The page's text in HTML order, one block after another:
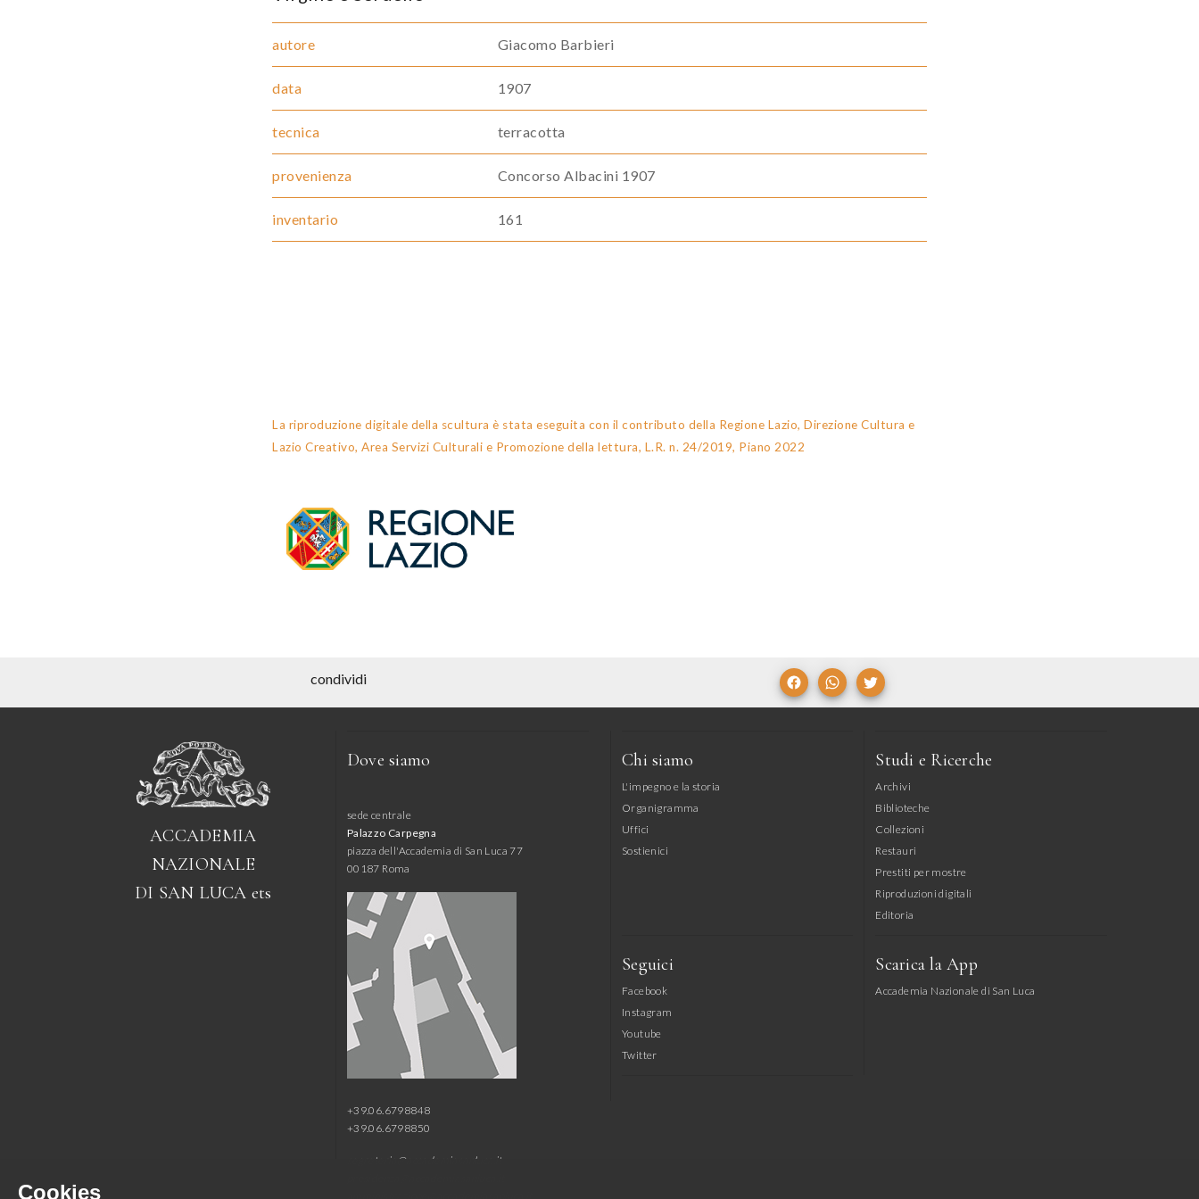
autore Giacomo Barbieri
data 1907
tecnica terracotta
provenienza Concorso Albacini 1907
inventario 161
La riproduzione digitale della scultura è stata eseguita con il contributo della Regione Lazio, Direzione Cultura e
Lazio Creativo, Area Servizi Culturali e Promozione della lettura, L.R. n. 24/2019, Piano 2022
condividi
ACCADEMIA
NAZIONALE
DI SAN LUCA ets
Dove siamo
sede centrale
Palazzo Carpegna
piazza dell'Accademia di San Luca 77
00187 Roma
+39.06.6798848
+39.06.6798850
segreteria@accademiasanluca.it
Chi siamo
L'impegno e la storia
Organigramma
Uffici
Sostienici
Studi e Ricerche
Archivi
Biblioteche
Collezioni
Restauri
Prestiti per mostre
Riproduzioni digitali
Editoria
Seguici
Facebook
Instagram
Youtube
Twitter
Scarica la App
Accademia Nazionale di San Luca
Cookies